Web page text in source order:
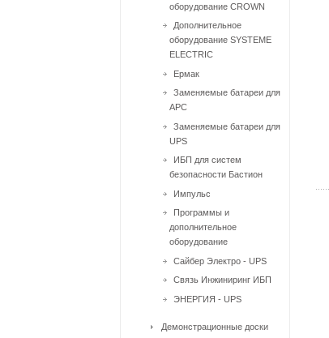
оборудование CROWN
Дополнительное
оборудование SYSTEME
ELECTRIC
Ермак
Заменяемые батареи для
APC
Заменяемые батареи для
UPS
ИБП для систем
безопасности Бастион
Импульс
Программы и
дополнительное
оборудование
Сайбер Электро - UPS
Связь Инжиниринг ИБП
ЭНЕРГИЯ - UPS
Демонстрационные доски